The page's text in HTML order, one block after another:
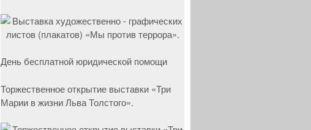
День бесплатной юридической помощи
Торжественное открытие выставки «Три
Марии в жизни Льва Толстого».